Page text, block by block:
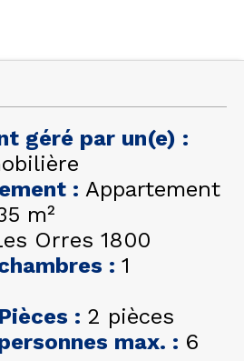
HIVER
92 44 19 17
géré par un(e) :
: Appartement
m²
Orres 1800
: 1
: 2 pièces
max. : 6